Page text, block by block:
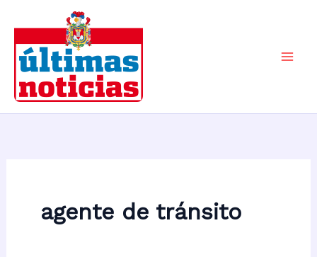
contenido
agente de tránsito